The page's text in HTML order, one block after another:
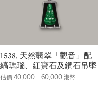
1538. 天然翡翠「觀音」配
縞瑪瑙、紅寶石及鑽石吊墜
估價 40,000 – 60,000 港幣